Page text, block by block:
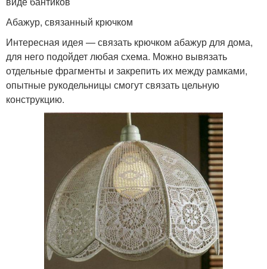
Абажур, связанный крючком
Интересная идея — связать крючком абажур для дома,
для него подойдет любая схема. Можно вывязать
отдельные фрагменты и закрепить их между рамками,
опытные рукодельницы смогут связать цельную
конструкцию.